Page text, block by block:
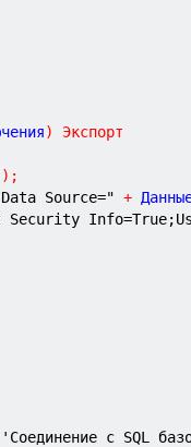
) Экспорт
) ;
Data Source=" +
с SQL